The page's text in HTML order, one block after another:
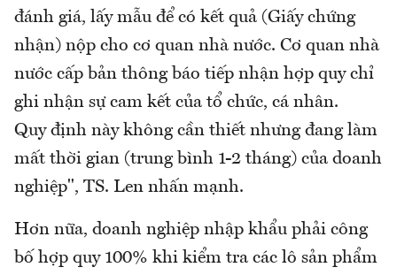
đánh giá, lấy mẫu để có kết quả (Giấy chứng
nhận) nộp cho cơ quan nhà nước. Cơ quan nhà
nước cấp bản thông báo tiếp nhận hợp quy chỉ
ghi nhận sự cam kết của tổ chức, cá nhân.
Quy định này không cần thiết nhưng đang làm
mất thời gian (trung bình 1-2 tháng) của doanh
nghiệp", TS. Len nhấn mạnh.
Hơn nữa, doanh nghiệp nhập khẩu phải công
bố hợp quy 100% khi kiểm tra các lô sản phẩm